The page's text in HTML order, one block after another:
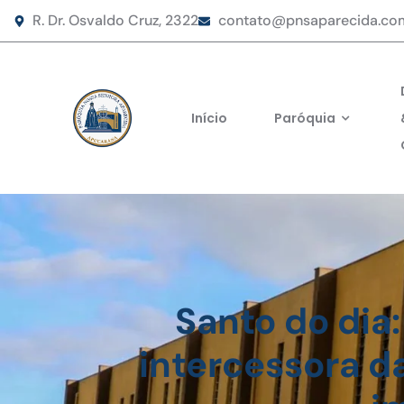
R. Dr. Osvaldo Cruz, 2322
Início Paróquia
Santo do
intercessora